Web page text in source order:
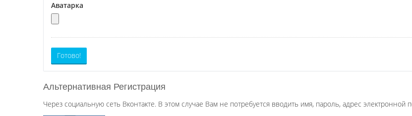
Аватарка
Готово!
Альтернативная Регистрация
Через социальную сеть Вконтакте. В этом случае Вам не потребуется вводить имя, пароль, адрес электронной